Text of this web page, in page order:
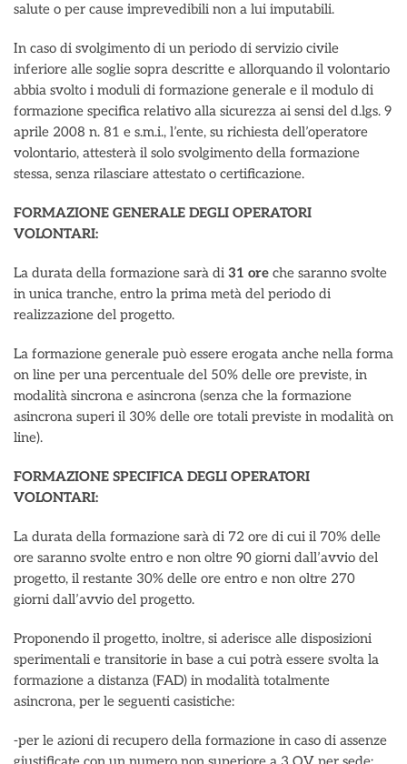
salute o per cause imprevedibili non a lui imputabili.
In caso di svolgimento di un periodo di servizio civile
inferiore alle soglie sopra descritte e allorquando il volontario
abbia svolto i moduli di formazione generale e il modulo di
formazione specifica relativo alla sicurezza ai sensi del d.lgs. 9
aprile 2008 n. 81 e s.m.i., l’ente, su richiesta dell’operatore
volontario, attesterà il solo svolgimento della formazione
stessa, senza rilasciare attestato o certificazione.
FORMAZIONE GENERALE DEGLI OPERATORI
VOLONTARI:
La durata della formazione sarà di 31 ore che saranno svolte
in unica tranche, entro la prima metà del periodo di
realizzazione del progetto.
La formazione generale può essere erogata anche nella forma
on line per una percentuale del 50% delle ore previste, in
modalità sincrona e asincrona (senza che la formazione
asincrona superi il 30% delle ore totali previste in modalità on
line).
FORMAZIONE SPECIFICA DEGLI OPERATORI
VOLONTARI:
La durata della formazione sarà di 72 ore di cui il 70% delle
ore saranno svolte entro e non oltre 90 giorni dall’avvio del
progetto, il restante 30% delle ore entro e non oltre 270
giorni dall’avvio del progetto.
Proponendo il progetto, inoltre, si aderisce alle disposizioni
sperimentali e transitorie in base a cui potrà essere svolta la
formazione a distanza (FAD) in modalità totalmente
asincrona, per le seguenti casistiche:
-per le azioni di recupero della formazione in caso di assenze